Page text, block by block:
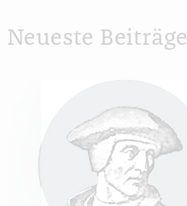
Neueste Beiträge